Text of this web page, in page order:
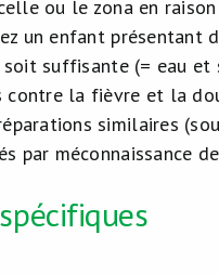
ou le zona en
un enfant
soit suffisante (= eau
contre la fièvre et la
similaires
par méconnaissance